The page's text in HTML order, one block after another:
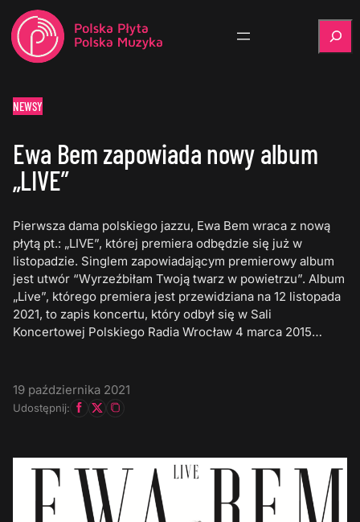
NEWSY
Ewa Bem zapowiada nowy album
„LIVE”
Pierwsza dama polskiego jazzu, Ewa Bem wraca z nową
płytą pt.: „LIVE”, której premiera odbędzie się już w
listopadzie. Singlem zapowiadającym premierowy album
jest utwór “Wyrzeźbiłam Twoją twarz w powietrzu”. Album
„Live”, którego premiera jest przewidziana na 12 listopada
2021, to zapis koncertu, który odbył się w Sali
Koncertowej Polskiego Radia Wrocław 4 marca 2015…
19 października 2021
Udostępnij: